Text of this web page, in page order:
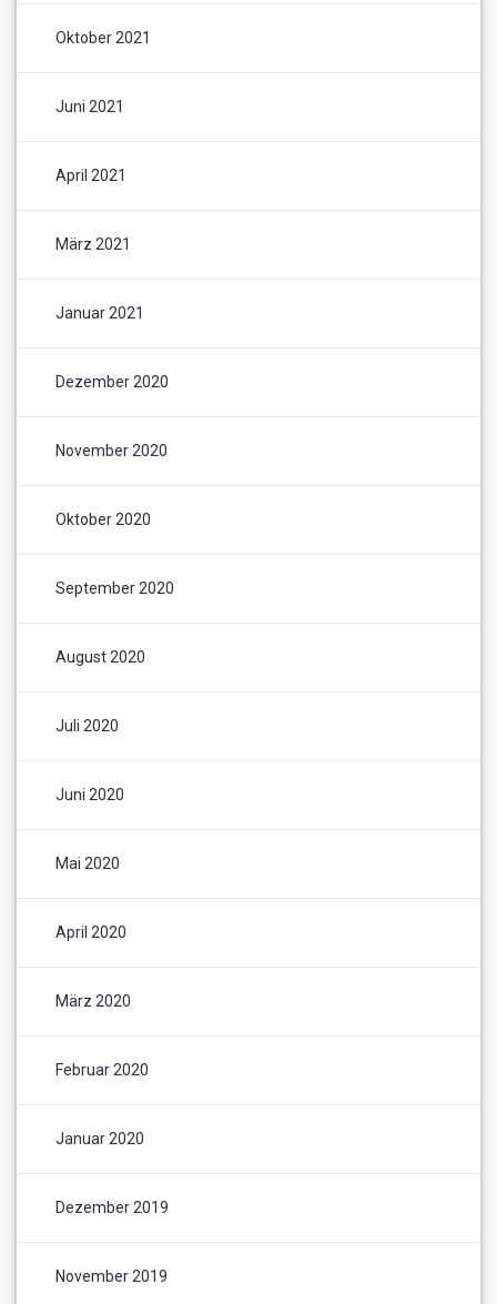
Oktober 2021
Juni 2021
April 2021
März 2021
Januar 2021
Dezember 2020
November 2020
Oktober 2020
September 2020
August 2020
Juli 2020
Juni 2020
Mai 2020
April 2020
März 2020
Februar 2020
Januar 2020
Dezember 2019
November 2019